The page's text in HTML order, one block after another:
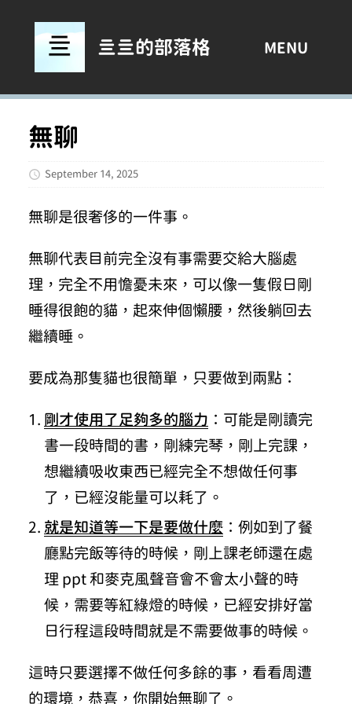
亖亖的部落格 MENU
無聊
September 14, 2025
無聊是很奢侈的一件事。
無聊代表目前完全沒有事需要交給大腦處
理，完全不用憺憂未來，可以像一隻假日剛
睡得很飽的貓，起來伸個懶腰，然後躺回去
繼續睡。
要成為那隻貓也很簡單，只要做到兩點：
剛才使用了足夠多的腦力 ：可能是剛讀完
書一段時間的書，剛練完琴，剛上完課，
想繼續吸收東西已經完全不想做任何事
了，已經沒能量可以耗了。
就是知道等一下是要做什麼 ：例如到了餐
廳點完飯等待的時候，剛上課老師還在處
理 ppt 和麥克風聲音會不會太小聲的時
候，需要等紅綠燈的時候，已經安排好當
日行程這段時間就是不需要做事的時候。
這時只要選擇不做任何多餘的事，看看周遭
的環境，恭喜，你開始無聊了。